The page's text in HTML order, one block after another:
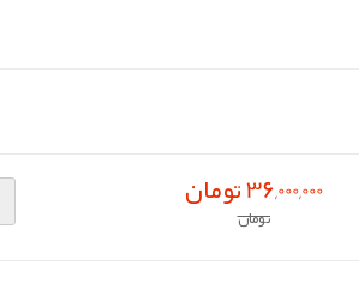
36,000,000 تومان
تومان